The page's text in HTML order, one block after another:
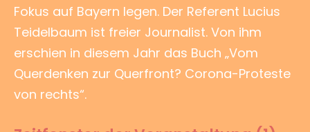
Fokus auf Bayern legen. Der Referent Lucius
Teidelbaum ist freier Journalist. Von ihm
erschien in diesem Jahr das Buch „Vom
Querdenken zur Querfront? Corona-Proteste
von rechts“.